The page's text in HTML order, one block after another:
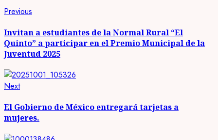
Post
navigation
Previous
Invitan a estudiantes de la Normal Rural “El
Quinto” a participar en el Premio Municipal de la
Juventud 2025
NextNext
El Gobierno de México entregará tarjetas a
mujeres.